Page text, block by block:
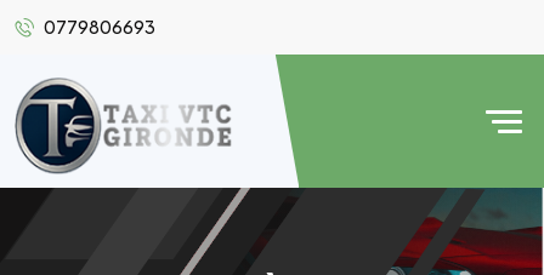
0779806693